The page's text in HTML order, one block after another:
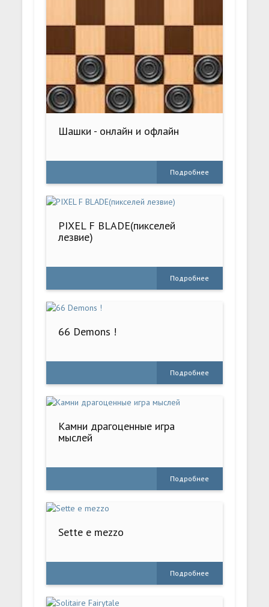
Шашки - онлайн и офлайн
Подробнее
PIXEL F BLADE(пикселей
лезвие)
Подробнее
66 Demons !
Подробнее
Камни драгоценные игра
мыслей
Подробнее
Sette e mezzo
Подробнее